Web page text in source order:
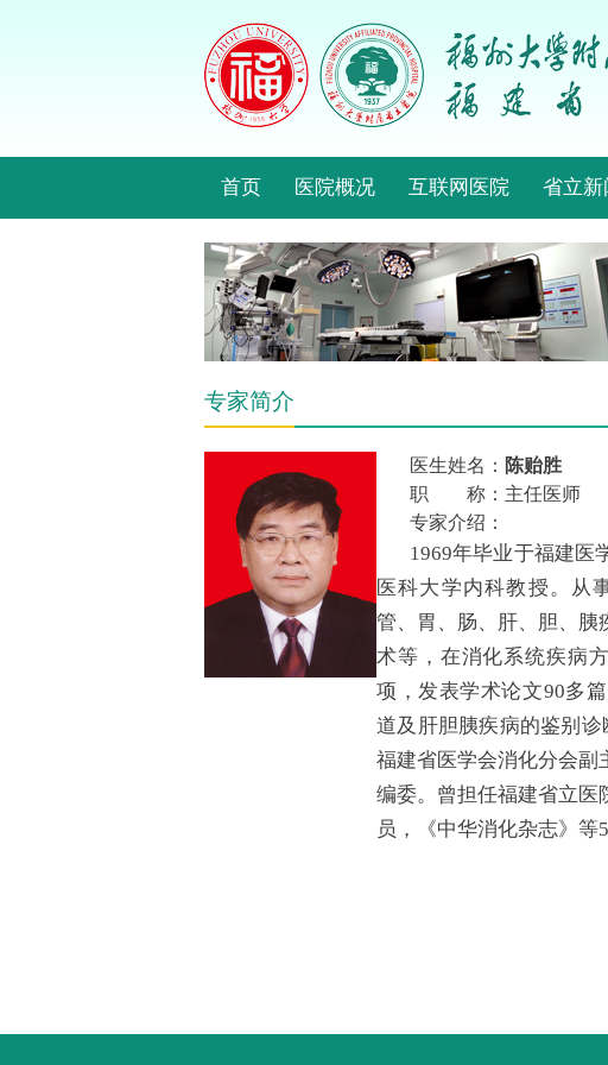
首页 医院概况 互联网医院 省立新
专家简介
医生姓名： 陈贻胜
职 称：主任医师
专家介绍：
1969年毕业于福建医
医科大学内科教授。从
管、胃、肠、肝、胆、胰
术等，在消化系统疾病
项，发表学术论文90多
道及肝胆胰疾病的鉴别诊
福建省医学会消化分会副
编委。曾担任福建省立医
员，《中华消化杂志》等